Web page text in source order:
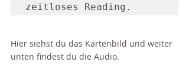
zeitloses Reading.
Hier siehst du das Kartenbild und weiter
unten findest du die Audio.